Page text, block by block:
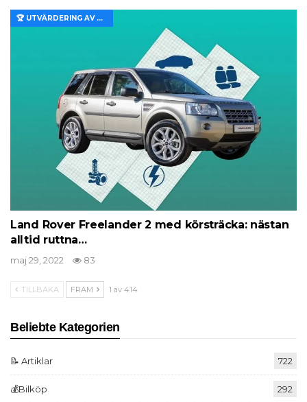
🏆 UTVÄRDERING AV EGENSKAPER OCH VÄRDE
Land Rover Freelander 2 med körsträcka: nästan
alltid ruttna…
maj 29, 2022 83
TILLBAKA FRAM 1 av 414
Beliebte Kategorien
📝 Artiklar 722
💰Bilköp 292